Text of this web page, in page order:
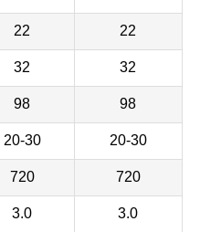
22 22
32 32
98 98
20-30 20-30
720 720
3.0 3.0